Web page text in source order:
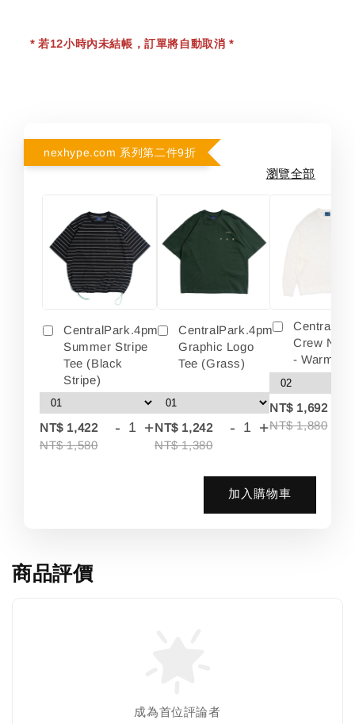
* 若12小時內未結帳，訂單將自動取消 *
nexhype.com 系列第二件9折
瀏覽全部
CentralPark.4pm
Summer Stripe
Tee (Black
Stripe)
NT$ 1,422
NT$ 1,580
- +
CentralPark.4pm
Graphic Logo
Tee (Grass)
NT$ 1,242
NT$ 1,380
- +
Crew
- Warm
NT$ 1,692
NT$ 1,880
加入購物車
商品評價
成為首位評論者